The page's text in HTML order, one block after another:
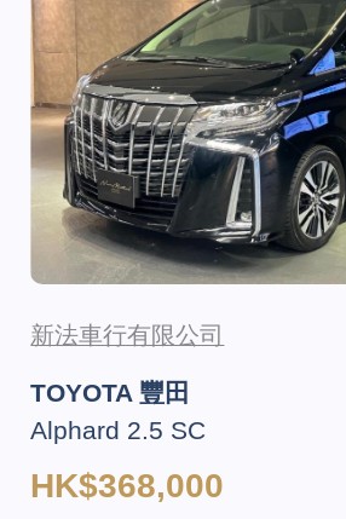
新法車行有限公司
TOYOTA 豐田
Alphard 2.5 SC
HK$368,000